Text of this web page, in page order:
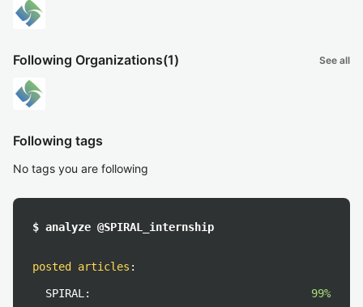
Following Organizations(1) See all
Following tags
No tags you are following
$ analyze @SPIRAL_internship
posted articles :
SPIRAL:
99%